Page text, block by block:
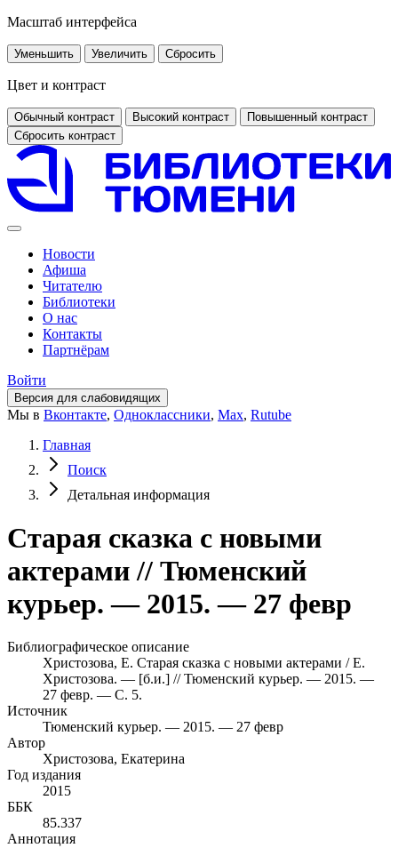
Масштаб интерфейса
Уменьшить Увеличить Сбросить
Цвет и контраст
Обычный контраст Высокий контраст
Повышенный контраст
Сбросить контраст
Новости
Афиша
Читателю
Библиотеки
О нас
Контакты
Партнёрам
Войти
Версия для слабовидящих
Мы в Вконтакте, Одноклассники, Max, Rutube
Главная
Поиск
Детальная информация
Старая сказка с новыми
актерами // Тюменский
курьер. — 2015. — 27 февр
Библиографическое описание
Христозова, Е. Старая сказка с новыми актерами / Е.
Христозова. — [б.и.] // Тюменский курьер. — 2015. —
27 февр. — С. 5.
Источник
Тюменский курьер. — 2015. — 27 февр
Автор
Христозова, Екатерина
Год издания
2015
ББК
85.337
Аннотация